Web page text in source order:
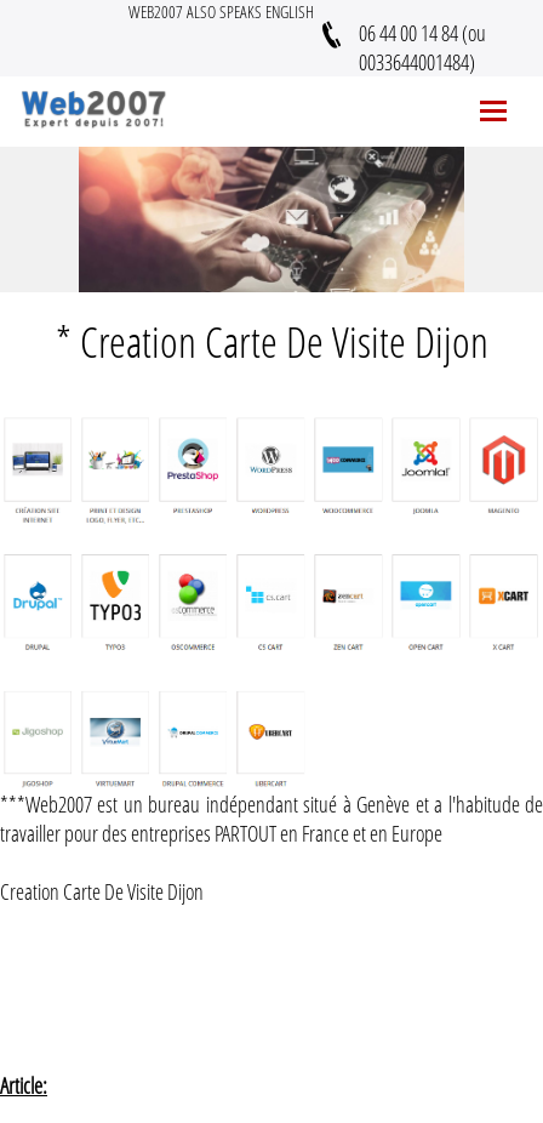
WEB2007 ALSO SPEAKS ENGLISH
06 44 00 14 84 (ou
0033644001484)
* Creation Carte De Visite Dijon
***Web2007 est un bureau indépendant situé à Genève et a l'habitude de
travailler pour des entreprises PARTOUT en France et en Europe
Creation Carte De Visite Dijon
Article: